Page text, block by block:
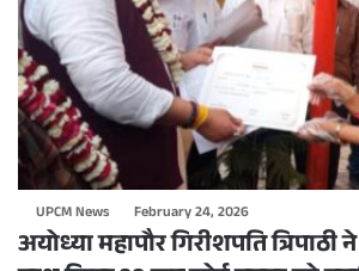
UPCM News February 24, 2026
अयोध्या महापौर गिरीशपति